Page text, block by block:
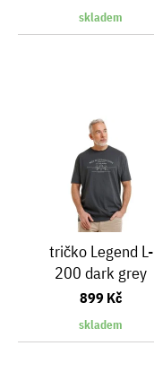
skladem
tričko Legend L-
200 dark grey
899 Kč
skladem